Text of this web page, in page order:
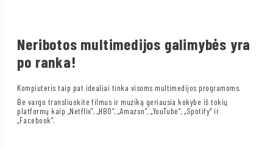
Neribotos multimedijos galimybės yra
po ranka!
Kompiuteris taip pat idealiai tinka visoms multimedijos programoms.
Be vargo transliuokite filmus ir muziką geriausia kokybe iš tokių
platformų kaip „Netflix“, „HBO“, „Amazon“, „YouTube“, „Spotify“ ir
„Facebook“.